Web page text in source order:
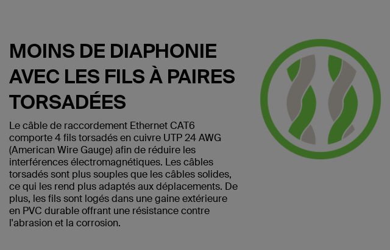
MOINS DE DIAPHONIE
AVEC LES FILS À PAIRES
TORSADÉES
Le câble de raccordement Ethernet CAT6
comporte 4 fils torsadés en cuivre UTP 24 AWG
(American Wire Gauge) afin de réduire les
interférences électromagnétiques. Les câbles
torsadés sont plus souples que les câbles solides,
ce qui les rend plus adaptés aux déplacements. De
plus, les fils sont logés dans une gaine extérieure
en PVC durable offrant une résistance contre
l'abrasion et la corrosion.